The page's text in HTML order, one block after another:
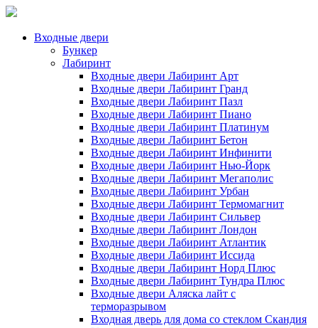
Входные двери
Бункер
Лабиринт
Входные двери Лабиринт Арт
Входные двери Лабиринт Гранд
Входные двери Лабиринт Пазл
Входные двери Лабиринт Пиано
Входные двери Лабиринт Платинум
Входные двери Лабиринт Бетон
Входные двери Лабиринт Инфинити
Входные двери Лабиринт Нью-Йорк
Входные двери Лабиринт Мегаполис
Входные двери Лабиринт Урбан
Входные двери Лабиринт Термомагнит
Входные двери Лабиринт Сильвер
Входные двери Лабиринт Лондон
Входные двери Лабиринт Атлантик
Входные двери Лабиринт Иссида
Входные двери Лабиринт Норд Плюс
Входные двери Лабиринт Тундра Плюс
Входные двери Аляска лайт с
терморазрывом
Входная дверь для дома со стеклом Скандия